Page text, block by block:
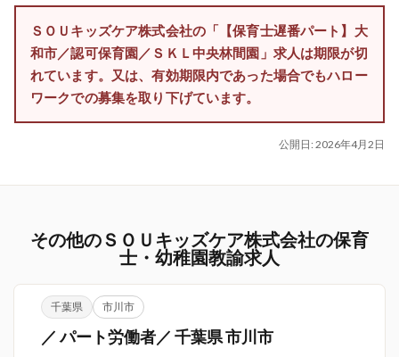
ＳＯＵキッズケア株式会社の「【保育士遅番パート】大
和市／認可保育園／ＳＫＬ中央林間園」求人は期限が切
れています。又は、有効期限内であった場合でもハロー
ワークでの募集を取り下げています。
公開日: 2026年4月2日
その他のＳＯＵキッズケア株式会社の保育
士・幼稚園教諭求人
千葉県 市川市
／ パート労働者／ 千葉県 市川市